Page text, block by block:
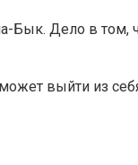
Бык. Дело в том,
выйти из